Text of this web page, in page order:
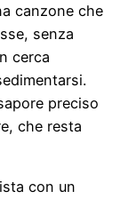
canzone che
senza
cerca
preciso
che resta
con un